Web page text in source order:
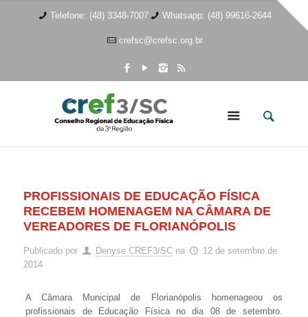
Telefone: (48) 3348-7007 Whatsapp: (48) 99616-2644
crefsc@crefsc.org.br
PROFISSIONAIS DE EDUCAÇÃO FÍSICA
RECEBEM HOMENAGEM NA CÂMARA DE
VEREADORES DE FLORIANÓPOLIS
Publicado por Denyse CREF3/SC na
12 de setembro de
2014
A Câmara Municipal de Florianópolis homenageou os
profissionais de Educação Física no dia 08 de setembro.